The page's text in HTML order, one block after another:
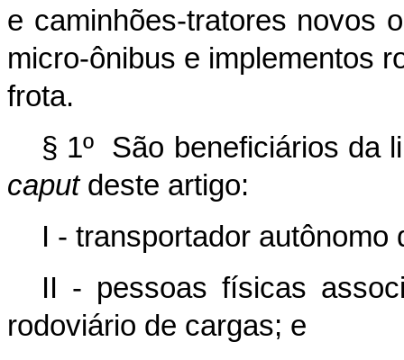
e caminhões-tratores novos
micro-ônibus e implementos
frota.
§ 1º São beneficiários da
caput deste artigo:
I - transportador autônomo
II - pessoas físicas
rodoviário de cargas; e